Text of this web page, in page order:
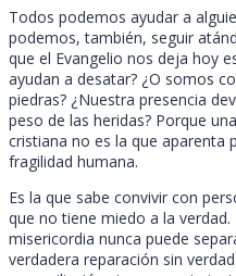
Todos podemos ayudar a
podemos, también, seguir
que el Evangelio nos deja hoy
ayudan a desatar? ¿O somos
piedras? ¿Nuestra presencia
peso de las heridas? Porque
cristiana no es la que aparenta
fragilidad humana.
Es la que sabe convivir con
que no tiene miedo a la verdad.
misericordia nunca puede
verdadera reparación sin